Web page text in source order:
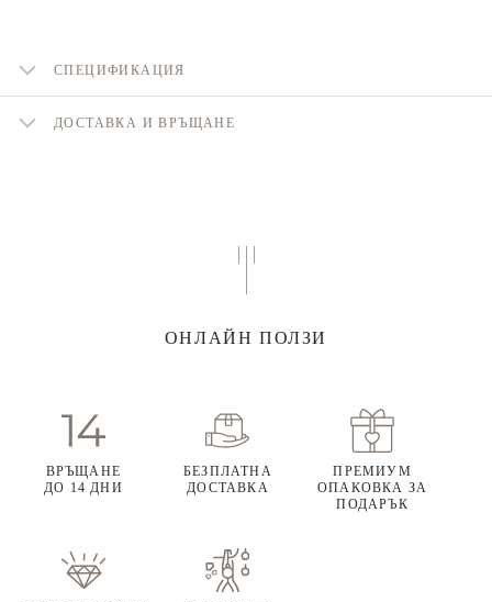
СПЕЦИФИКАЦИЯ
ДОСТАВКА И ВРЪЩАНЕ
ОНЛАЙН ПОЛЗИ
ВРЪЩАНЕ
ДО 14 ДНИ
БЕЗПЛАТНА
ДОСТАВКА
ПРЕМИУМ
ОПАКОВКА ЗА
ПОДАРЪК